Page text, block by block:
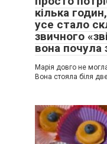
кілька
усе стало
звичного
вона почула
Марія довго не
Вона стояла біля